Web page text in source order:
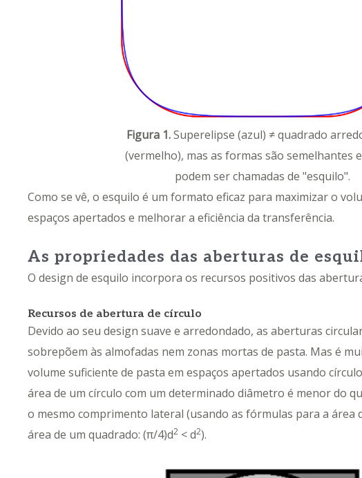
Figura 1.Superelipse (azul) ≠ quadrado
(vermelho), mas as formas são semelhantes
podem ser chamadas de "esquilo".
Como se vê, o esquilo é um formato eficaz para maximizar o
espaços apertados e melhorar a eficiência da transferência.
As propriedades das aberturas de
O design de esquilo incorpora os recursos positivos das
Recursos de abertura de círculo
Devido ao seu design suave e arredondado, as aberturas
sobrepõem às almofadas nem zonas mortas de pasta. Mas é
volume suficiente de pasta em espaços apertados usando
área de um círculo com um determinado diâmetro é menor do
o mesmo comprimento lateral (usando as fórmulas para a área
área de um quadrado: (π/4)d2 < d2).